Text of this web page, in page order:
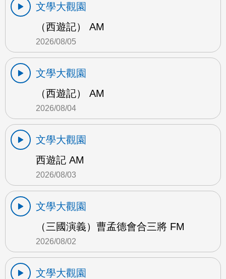
文學大觀園
（西遊記） AM
2026/08/05
文學大觀園
（西遊記） AM
2026/08/04
文學大觀園
西遊記 AM
2026/08/03
文學大觀園
（三國演義）曹孟德會合三將 FM
2026/08/02
文學大觀園